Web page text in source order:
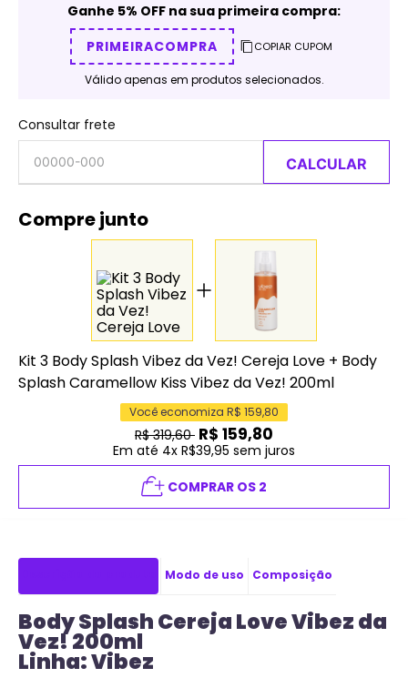
Ganhe 5% OFF na sua primeira compra:
PRIMEIRACOMPRA
COPIAR CUPOM
Válido apenas em produtos selecionados.
Consultar frete
CALCULAR
Compre junto
Kit 3 Body Splash Vibez da Vez! Cereja Love + Body
Splash Caramellow Kiss Vibez da Vez! 200ml
Você economiza R$ 159,80
R$319,60 R$ 159,80
Em até 4x R$39,95 sem juros
COMPRAR OS 2
Modo de uso Composição
Body Splash Cereja Love Vibez da
Vez! 200ml
Linha: Vibez